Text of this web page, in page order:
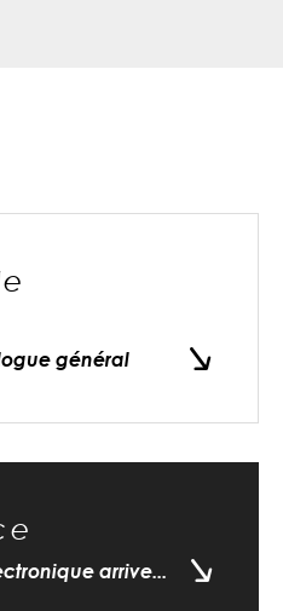
général
arrive...